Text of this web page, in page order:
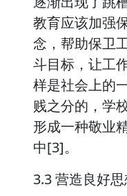
教育应该加强
念，帮助保卫
斗目标，让工
样是社会上的
贱之分的，学
形成一种敬业
中[3]。
3.3 营造良好